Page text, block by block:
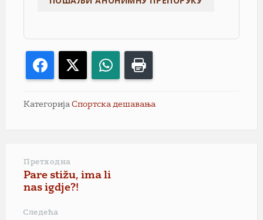
Facebook WhatsApp
Категорија Спортска дешавања
Претходна
Pare stižu, ima li
nas igdje?!
Следећа